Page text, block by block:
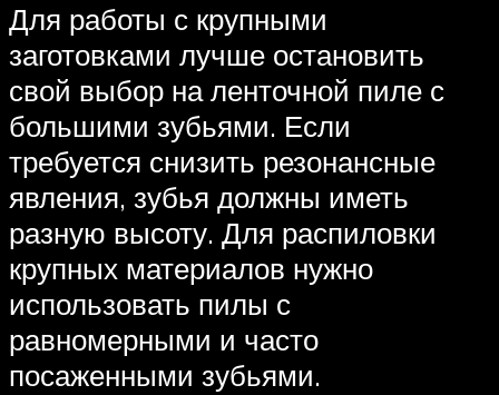
Для работы с крупными
заготовками лучше остановить
свой выбор на ленточной пиле с
большими зубьями. Если
требуется снизить резонансные
явления, зубья должны иметь
разную высоту. Для распиловки
крупных материалов нужно
использовать пилы с
равномерными и часто
посаженными зубьями.